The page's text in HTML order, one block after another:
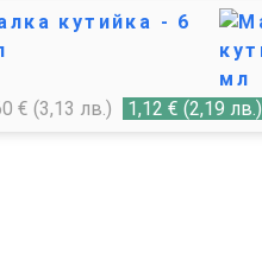
кутийка - 6
€ (3,13 лв.) 1,12 € (2,19 лв.)